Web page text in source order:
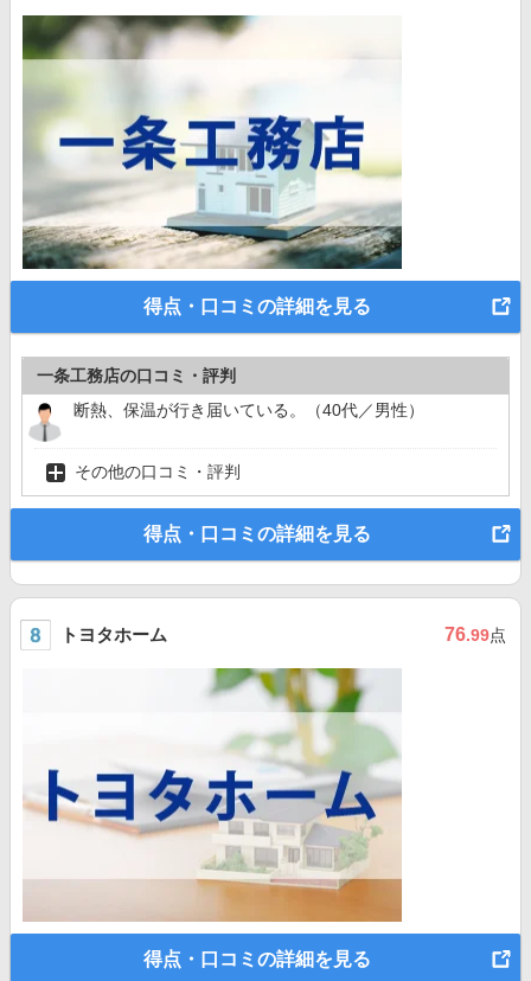
得点・口コミの詳細を見る
一条工務店の口コミ・評判
断熱、保温が行き届いている。（40代／男性）
その他の口コミ・評判
得点・口コミの詳細を見る
トヨタホーム 76.99点
得点・口コミの詳細を見る